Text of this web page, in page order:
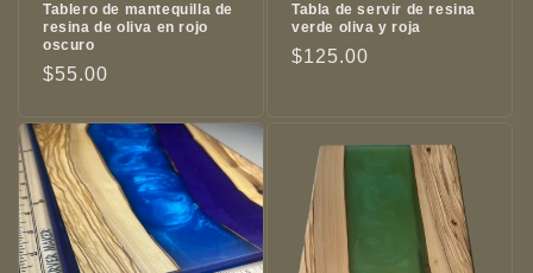
Tablero de mantequilla de
resina de oliva en rojo
oscuro
Precio
$55.00
Tabla de servir de resina
verde oliva y roja
Precio
$125.00